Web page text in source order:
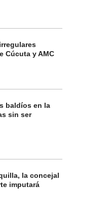
Cúcuta y AMC
baldíos en la
sin ser
la concejal
imputará